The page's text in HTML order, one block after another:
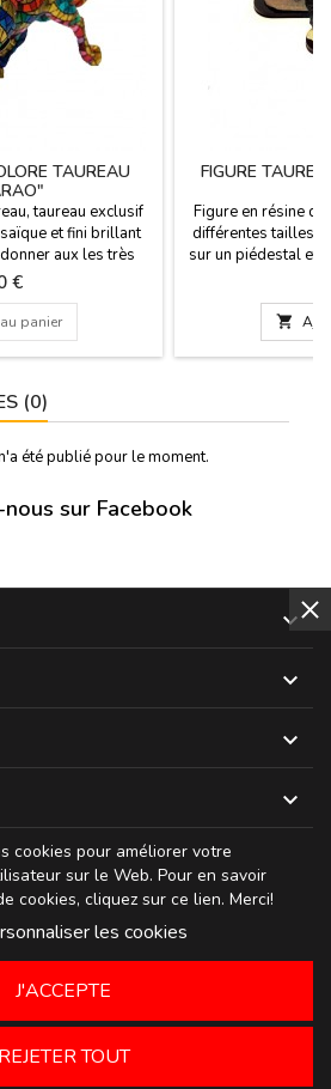
TAUREAU
taureau exclusif
et fini brillant
aux les très
résine à Espagne,
de la marque
5 taureaux de
pouvez voir les
dessous).
€
panier
FIGURE
Figure en résine
différentes tailles
sur un piédestal et
gagnant du
5 cm (hauteur 10
(hauteur 12 cm) -
16 cm) - Très

(0)
été publié pour le moment.
nous sur Facebook




cookies pour améliorer votre
sur le Web. Pour en savoir
cookies, cliquez sur ce lien. Merci!
les cookies
REJETER TOUT
J'ACCEPTE